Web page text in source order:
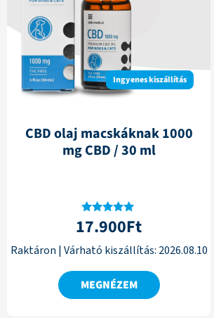
Ingyenes kiszállítás
CBD olaj macskáknak 1000
mg CBD / 30 ml
Értékelés:
5.00
17.900Ft
Raktáron |Várható kiszállítás: 2026.08.10
MEGNÉZEM